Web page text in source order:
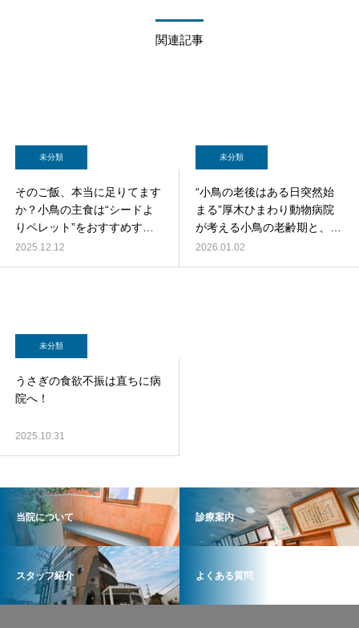
関連記事
未分類
そのご飯、本当に足りてます
か？小鳥の主食は“シードよ
りペレット”をおすすめする
理由
2025.12.12
未分類
“小鳥の老後はある日突然始
まる”厚木ひまわり動物病院
が考える小鳥の老齢期と、そ
の備え方
2026.01.02
未分類
うさぎの食欲不振は直ちに病
院へ！
2025.10.31
当院について 診療案内
スタッフ紹介 よくある質問